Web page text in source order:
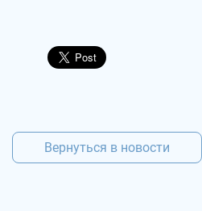
Вернуться в новости